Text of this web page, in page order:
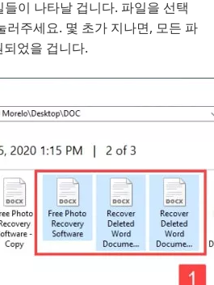
이 나타날 겁니다. 파일을 선택
러주세요. 몇 초가 지나면, 모든 파
었을 겁니다.